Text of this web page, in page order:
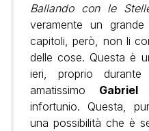
Ballando con le
veramente un
capitoli, però, non li
delle cose. Questa è
ieri, proprio durante
amatissimo Gabriel
infortunio. Questa,
una possibilità che è